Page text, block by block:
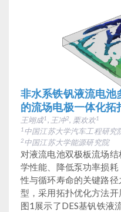
非水系铁钒液流电池
的流场电极一体化拓
王翊成1 , 王冲2, 栗欢欢1
1 中国江苏大学汽车工程研究
2中国江苏大学能源研究院
对液流电池双极板流场
学性能、降低泵功率损
性与循环寿命的关键路
型，采用拓扑优化方法开
图1展示了DES基钒铁液